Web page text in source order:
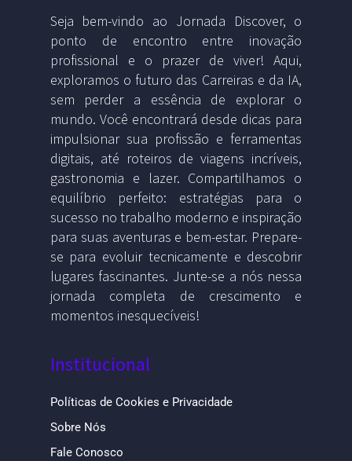
Seja bem-vindo ao Jornada Discover, o
ponto de encontro entre inovação
profissional e o prazer de viver! Aqui,
exploramos o futuro das Carreiras e da IA,
sem perder a essência de explorar o
mundo. Você encontrará desde dicas para
impulsionar sua profissão e ferramentas
digitais, até roteiros de viagens incríveis,
gastronomia e lazer. Compartilhamos o
equilíbrio perfeito: estratégias para o
sucesso no trabalho moderno e inspiração
para suas aventuras e bem-estar. Prepare-
se para evoluir tecnicamente e descobrir
lugares fascinantes. Junte-se a nós nessa
jornada completa de crescimento e
momentos inesquecíveis!
Institucional
Políticas de Cookies e Privacidade
Sobre Nós
Fale Conosco